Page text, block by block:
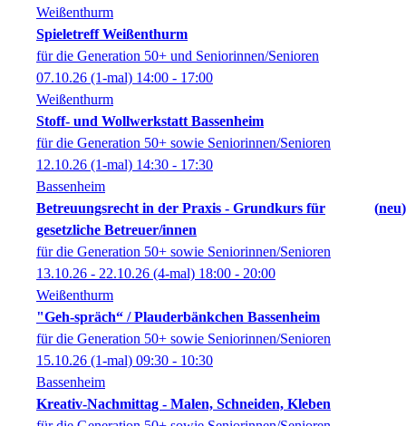
Weißenthurm
Spieletreff Weißenthurm
für die Generation 50+ und Seniorinnen/Senioren
07.10.26 (1-mal) 14:00 - 17:00
Weißenthurm
Stoff- und Wollwerkstatt Bassenheim
für die Generation 50+ sowie Seniorinnen/Senioren
12.10.26 (1-mal) 14:30 - 17:30
Bassenheim
Betreuungsrecht in der Praxis - Grundkurs für
gesetzliche Betreuer/innen
neu
für die Generation 50+ sowie Seniorinnen/Senioren
13.10.26 - 22.10.26 (4-mal) 18:00 - 20:00
Weißenthurm
"Geh-spräch“ / Plauderbänkchen Bassenheim
für die Generation 50+ sowie Seniorinnen/Senioren
15.10.26 (1-mal) 09:30 - 10:30
Bassenheim
Kreativ-Nachmittag - Malen, Schneiden, Kleben